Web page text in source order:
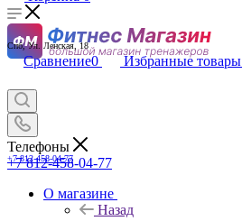
Спб, Ул. Ленская, 18
Сравнение0 Избранные товары
+7 812-458-04-77
Телефоны
+7 812-458-04-77
О магазине
Назад